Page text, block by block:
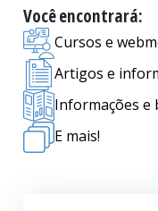
Você encontrará:
Cursos e
Artigos e
Informações e
E mais!